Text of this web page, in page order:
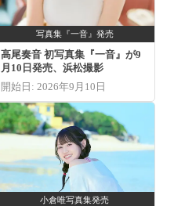
写真集『一音』発売
高尾奏音 初写真集『一音』が9
月10日発売、浜松撮影
開始日: 2026年9月10日
小倉唯写真集発売